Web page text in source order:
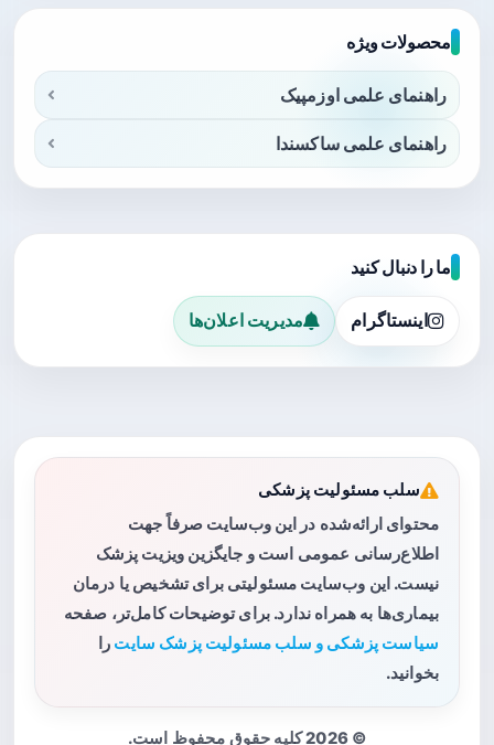
محصولات ویژه
راهنمای علمی اوزمپیک
راهنمای علمی ساکسندا
ما را دنبال کنید
اینستاگرام مدیریت اعلان‌ها
سلب مسئولیت پزشکی
محتوای ارائه‌شده در این وب‌سایت صرفاً جهت
اطلاع‌رسانی عمومی است و جایگزین ویزیت پزشک
نیست. این وب‌سایت مسئولیتی برای تشخیص یا درمان
بیماری‌ها به همراه ندارد. برای توضیحات کامل‌تر، صفحه
سیاست پزشکی و سلب مسئولیت پزشک سایت را
بخوانید.
© 2026 کلیه حقوق محفوظ است.